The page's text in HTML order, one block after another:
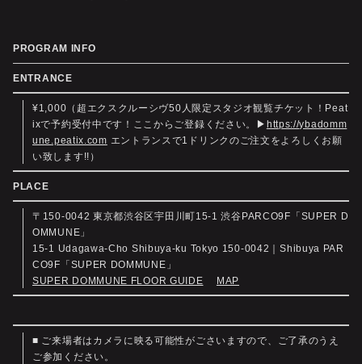
PROGRAM INFO
ENTRANCE
¥1,000（超エクスクルーシヴ50人限定スタジオ観覧チケット！Peat
ixで予約受付中です！ここからご登録ください。▶︎ https://ybadomm
une.peatix.com エントランスで1ドリンクのご注文をよろしくお願
い致します!!）
PLACE
〒150-0042 東京都渋谷区宇田川町15-1 渋谷PARCO9F「SUPER D
OMMUNE」
15-1 Udagawa-Cho Shibuya-ku Tokyo 150-0042｜Shibuya PAR
CO9F「SUPER DOMMUNE」
SUPER DOMMUNE FLOOR GUIDE
MAP
■ ご来場者はカメラに映る可能性がごさいますので、ご了承のうえ
ご参加ください。